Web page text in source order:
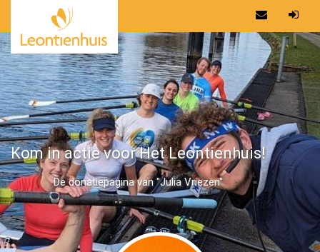
Kom in actie voor Het Leontienhuis!
De donatiepagina van "Julia Vriezen"